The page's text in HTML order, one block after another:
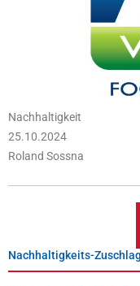
Nachhaltigkeit
25.10.2024
Roland Sossna
Nachhaltigkeits-